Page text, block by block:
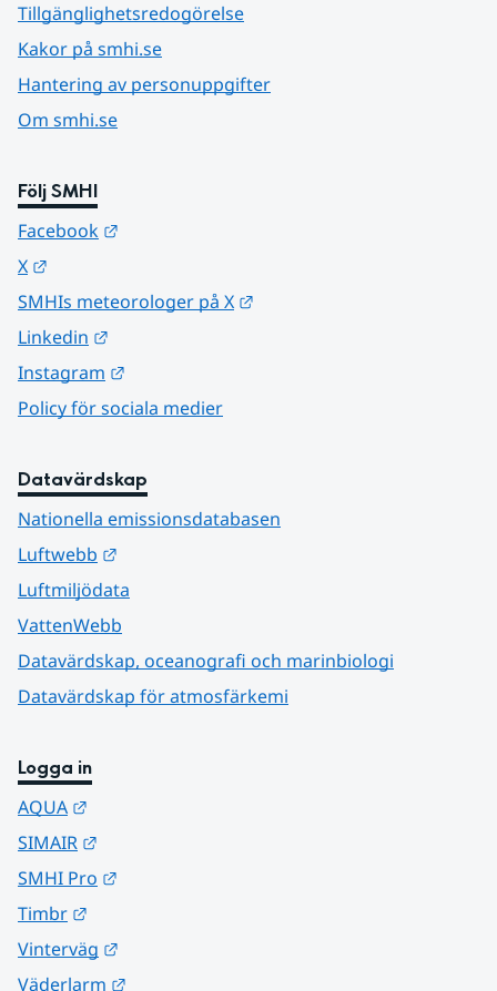
Tillgänglighetsredogörelse
Kakor på smhi.se
Hantering av personuppgifter
Om smhi.se
Följ SMHI
Facebook
X
SMHIs meteorologer på X
Linkedin
Instagram
Policy för sociala medier
Datavärdskap
Nationella emissionsdatabasen
Luftwebb
Luftmiljödata
VattenWebb
Datavärdskap, oceanografi och marinbiologi
Datavärdskap för atmosfärkemi
Logga in
AQUA
SIMAIR
SMHI Pro
Timbr
Vinterväg
Väderlarm